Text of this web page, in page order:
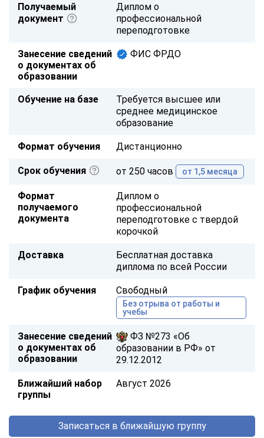
Получаемый
документ
Диплом о
профессиональной
переподготовке
Занесение сведений
о документах об
образовании
ФИС ФРДО
Обучение на базе
Требуется высшее или
среднее медицинское
образование
Формат обучения Дистанционно
Срок обучения от 250 часов от 1,5 месяца
Формат
получаемого
документа
Диплом о
профессиональной
переподготовке с твердой
корочкой
Доставка
Бесплатная доставка
диплома по всей России
График обучения Свободный
Без отрыва от работы и
учебы
Занесение сведений
о документах об
образовании
ФЗ №273 «Об
образовании в РФ» от
29.12.2012
Ближайший набор
группы
Август 2026
Записаться в ближайшую группу